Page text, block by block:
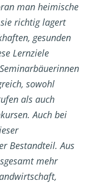
man heimische
richtig lagert
gesunden
Lernziele
sowohl
als auch
Auch bei
Bestandteil. Aus
mehr